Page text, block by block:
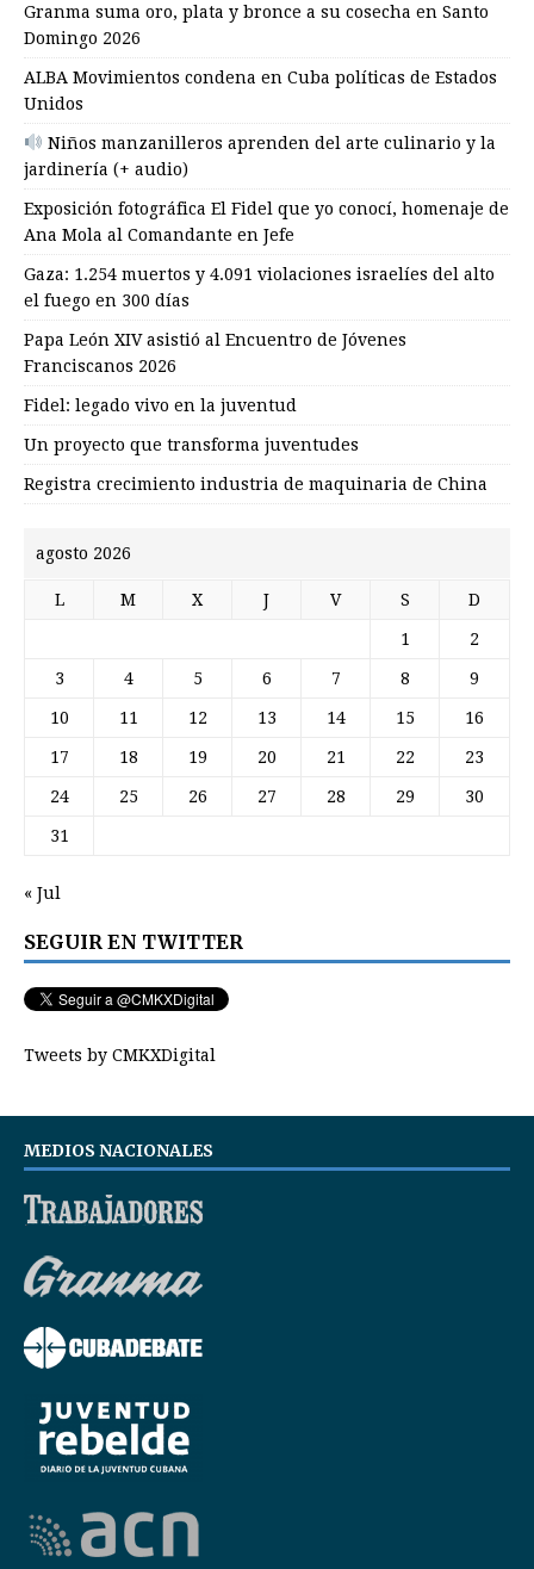
Granma suma oro, plata y bronce a su cosecha en Santo
Domingo 2026
ALBA Movimientos condena en Cuba políticas de Estados
Unidos
Niños manzanilleros aprenden del arte culinario y la
jardinería (+ audio)
Exposición fotográfica El Fidel que yo conocí, homenaje de
Ana Mola al Comandante en Jefe
Gaza: 1.254 muertos y 4.091 violaciones israelíes del alto
el fuego en 300 días
Papa León XIV asistió al Encuentro de Jóvenes
Franciscanos 2026
Fidel: legado vivo en la juventud
Un proyecto que transforma juventudes
Registra crecimiento industria de maquinaria de China
agosto 2026
L M X J V S D
1 2
3 4 5 6 7 8 9
10 11 12 13 14 15 16
17 18 19 20 21 22 23
24 25 26 27 28 29 30
31
« Jul
SEGUIR EN TWITTER
Tweets by CMKXDigital
MEDIOS NACIONALES